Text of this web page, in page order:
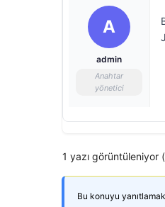
A
admin
Anahtar
yönetici
1 yazı görüntüleniyor
Bu konuyu